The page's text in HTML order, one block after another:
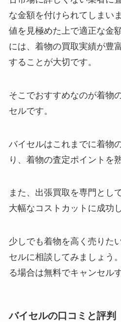
な金額を付けられてしまい
値を見極めた上で適正な金
には、着物の買取実績が豊
することが大切です。
そこでおすすめなのが着物
セルです。
バイセルはこれまでに着物
り、着物の査定ポイントを
また、出張買取を専門とし
大幅なコストカットに成功
少しでも着物を高く売りた
セルに相談してみましょう
る場合は無料でキャンセル
バイセルの口コミと評判